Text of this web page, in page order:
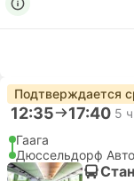
Подтверждается
12:35 17:40 5
Гаага
Дюссельдорф